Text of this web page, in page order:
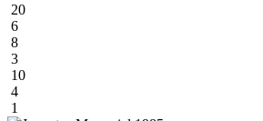
20
6
8
3
10
4
1